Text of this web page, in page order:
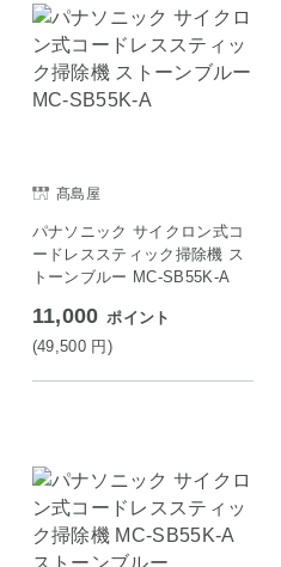
髙島屋
パナソニック サイクロン式コ
ードレススティック掃除機 ス
トーンブルー MC-SB55K-A
11,000 ポイント
(49,500 円)